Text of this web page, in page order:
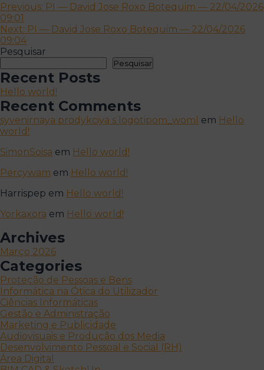
Navegação
de
artigos
Previous: PI — David Jose Roxo Botequim — 22/04/2026
09:01
Next: PI — David Jose Roxo Botequim — 22/04/2026
09:04
Pesquisar
Pesquisar
Recent Posts
Hello world!
Recent Comments
syvenirnaya prodykciya s logotipom_woml em Hello
world!
SimonSoisa em Hello world!
Percywam em Hello world!
Harrispep em Hello world!
Yorkaxora em Hello world!
Archives
Março 2026
Categories
Proteção de Pessoas e Bens
Informática na Ótica do Utilizador
Ciências Informáticas
Gestão e Administração
Marketing e Publicidade
Audiovisuais e Produção dos Media
Desenvolvimento Pessoal e Social (RH)
Área Digital